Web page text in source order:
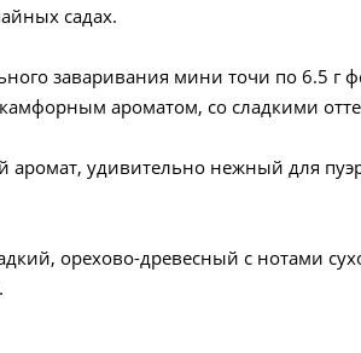
садах.
заваривания мини точи по 6.5
ароматом, со сладкими
аромат, удивительно нежный для
орехово-древесный с нотами